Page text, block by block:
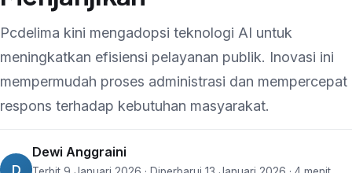
Pcdelima kini mengadopsi teknologi AI untuk
meningkatkan efisiensi pelayanan publik. Inovasi ini
mempermudah proses administrasi dan mempercepat
respons terhadap kebutuhan masyarakat.
D
Dewi Anggraini